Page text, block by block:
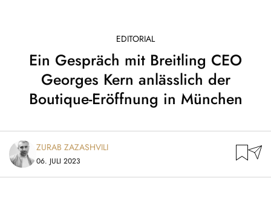
EDITORIAL
Ein Gespräch mit Breitling CEO
Georges Kern anlässlich der
Boutique-Eröffnung in München
ZURAB ZAZASHVILI
06. JULI 2023